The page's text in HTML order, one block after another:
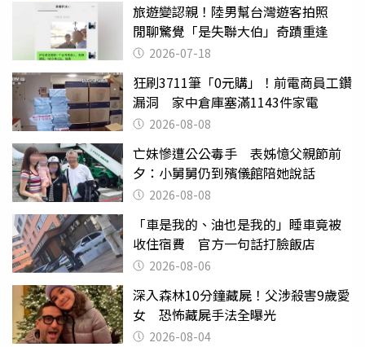
旅遊變認親！陸男幫台灣遊客拍照
閒聊驚覺「是失聯大伯」奇蹟重逢
2026-07-18
狂刷3711筆「0元購」！前電商員工鑽
漏洞 家中倉庫塞滿1143件家電
2026-08-08
亡妹慘遭公公毒手 表姊憶父親節前
夕：小舅舅仍到殯儀館陪她說話
2026-08-08
「車是我的、油也是我的」睡車竟被
收住宿費 官方一句話打臉飯店
2026-08-06
深入森林10分鐘藏屍！父涉殺害9歲愛
女 恐怖藏屍手法全曝光
2026-08-04